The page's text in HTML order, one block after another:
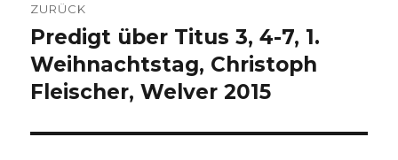
ZURÜCK
Vorheriger
Beitrag:
Predigt über Titus 3, 4-7, 1.
Weihnachtstag, Christoph
Fleischer, Welver 2015